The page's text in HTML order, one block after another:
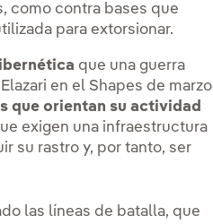
como contra bases que
para extorsionar.
que una guerra
en el Shapes de marzo
que orientan su actividad
exigen una infraestructura
su rastro y, por tanto, ser
las líneas de batalla, que